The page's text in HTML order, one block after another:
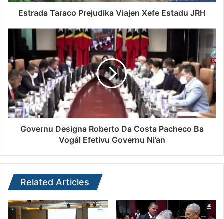
Estrada Taraco Prejudika Viajen Xefe Estadu JRH
Governu Designa Roberto Da Costa Pacheco Ba
Vogál Efetivu Governu Ni’an
Related Articles